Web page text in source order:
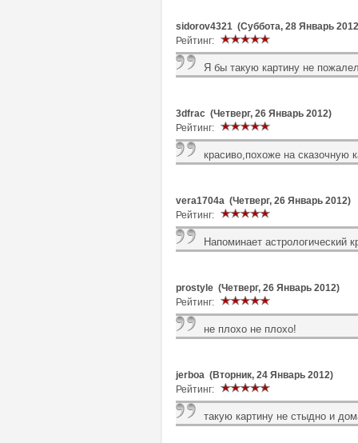
sidorov4321 (Суббота, 28 Январь
Рейтинг:
Я бы такую картину не
3dfrac (Четверг, 26 Январь 2012)
Рейтинг:
красиво,похоже на сказочную
vera1704a (Четверг, 26 Январь 2012)
Рейтинг:
Напоминает астрологический
prostyle (Четверг, 26 Январь 2012)
Рейтинг:
не плохо не плохо!
jerboa (Вторник, 24 Январь 2012)
Рейтинг:
такую картину не стыдно и